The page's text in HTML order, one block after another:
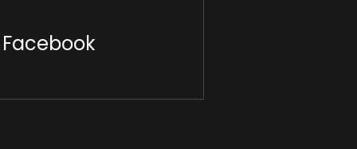
Facebook